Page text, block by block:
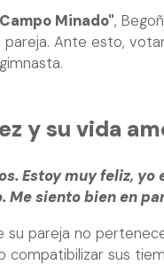
Minado",
Ante esto,
y su vida
Estoy muy feliz,
Me siento bien en
su pareja no
compatibilizar sus